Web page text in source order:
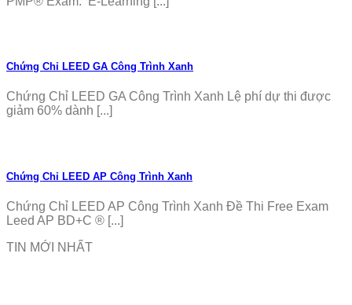
Chứng Chỉ LEED GA Công Trình Xanh
Chứng Chỉ LEED GA Công Trình Xanh Lệ phí dự thi được
giảm 60% dành [...]
Chứng Chỉ LEED AP Công Trình Xanh
Chứng Chỉ LEED AP Công Trình Xanh Đề Thi Free Exam
Leed AP BD+C ® [...]
TIN MỚI NHẤT